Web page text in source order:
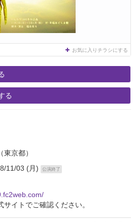
お気に入りチラシにする
る
（東京都）
11/03 (月)
公演終了
イトでご確認ください。